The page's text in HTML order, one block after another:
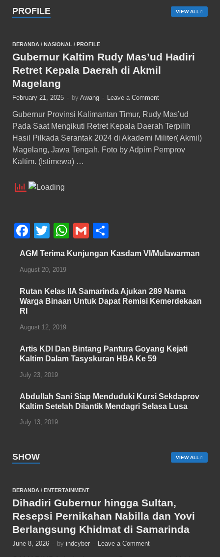
PROFILE VIEW ALL
BERANDA / NASIONAL / PROFILE
Gubernur Kaltim Rudy Mas’ud Hadiri
Retret Kepala Daerah di Akmil
Magelang
February 21, 2025 - by Awang - Leave a Comment
Gubernur Provinsi Kalimantan Timur, Rudy Mas’ud
Pada Saat Mengikuti Retret Kepala Daerah Terpilih
Hasil Pilkada Serantak 2024 di Akademi Militer( Akmil)
Magelang, Jawa Tengah. Foto by Adpim Pemprov
Kaltim. (Istimewa) …
F
a
c
e
b
o
o
T
wi
tt
er
W
h
at
A
p
G
ail
h
ar
AGM Terima Kunjungan Kasdam VI/Mulawarman
August 20, 2019
Rutan Kelas IIA Samarinda Ajukan 289 Nama
Warga Binaan Untuk Dapat Remisi Kemerdekaan
RI
August 12, 2019
Artis KDI Dan Bintang Pantura Goyang Kejati
Kaltim Dalam Tasyskuran HBA Ke 59
July 23, 2019
Abdullah Sani Siap Menduduki Kursi Sekdaprov
Kaltim Setelah Dilantik Mendagri Selasa Lusa
July 13, 2019
SHOW VIEW ALL
BERANDA / ENTERTAINMENT
Dihadiri Gubernur hingga Sultan,
Resepsi Pernikahan Nabilla dan Yovi
Berlangsung Khidmat di Samarinda
June 8, 2026 - by indcyber - Leave a Comment